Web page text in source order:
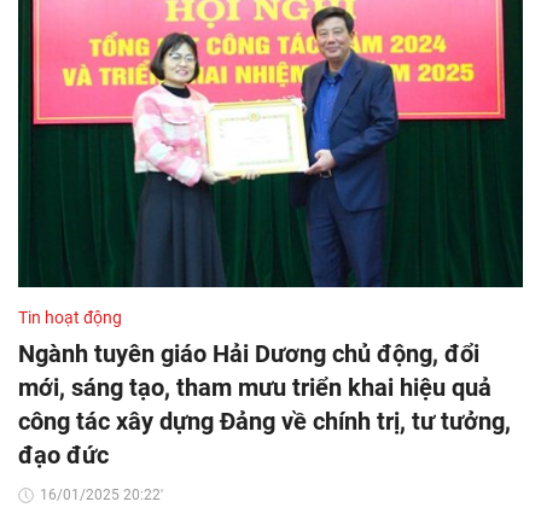
Tin hoạt động
Ngành tuyên giáo Hải Dương chủ động, đổi
mới, sáng tạo, tham mưu triển khai hiệu quả
công tác xây dựng Đảng về chính trị, tư tưởng,
đạo đức
16/01/2025 20:22'